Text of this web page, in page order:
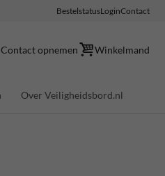
BestelstatusLoginContact
Contact opnemen Winkelmand
Over Veiligheidsbord.nl